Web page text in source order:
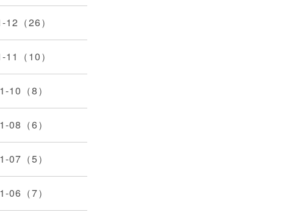
12（26）
11（10）
10（8）
08（6）
07（5）
06（7）